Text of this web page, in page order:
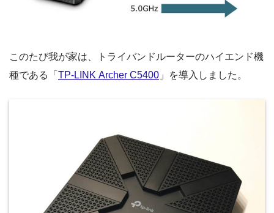
このたび我が家は、トライバンドルーターのハイエンド機
種である「 TP-LINK Archer C5400 」を導入しました。